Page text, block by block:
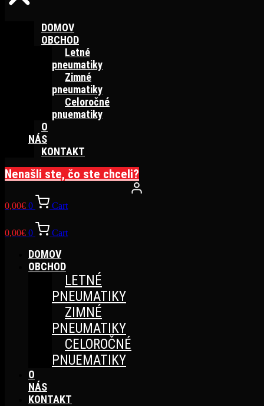
DOMOV
OBCHOD
Letné
pneumatiky
Zimné
pneumatiky
Celoročné
pnuematiky
O
NÁS
KONTAKT
Nenašli ste, čo ste chceli?
0,00€ 0 Cart
0,00€ 0 Cart
DOMOV
OBCHOD
LETNÉ
PNEUMATIKY
ZIMNÉ
PNEUMATIKY
CELOROČNÉ
PNUEMATIKY
O
NÁS
KONTAKT